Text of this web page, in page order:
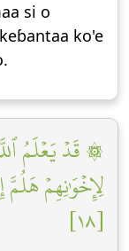
si o
ko'e
۞ قَدۡ يَعۡلَمُ
لِإِخۡوَٰنِهِمۡ هَلُمَّ
[١٨]